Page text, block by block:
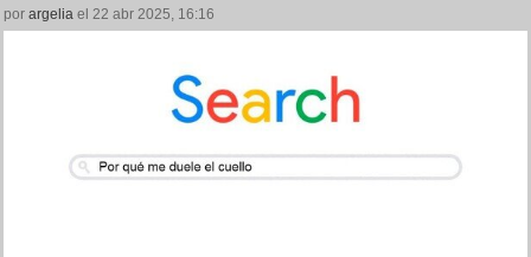
por argelia el 22 abr 2025, 16:16